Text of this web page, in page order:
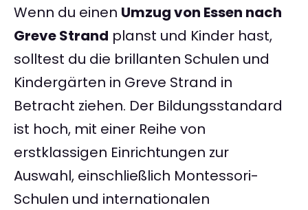
Wenn du einen Umzug von Essen nach
Greve Strand planst und Kinder hast,
solltest du die brillanten Schulen und
Kindergärten in Greve Strand in
Betracht ziehen. Der Bildungsstandard
ist hoch, mit einer Reihe von
erstklassigen Einrichtungen zur
Auswahl, einschließlich Montessori-
Schulen und internationalen